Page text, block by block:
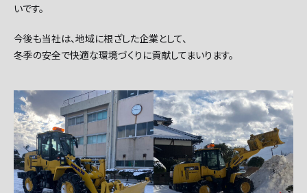
いです。
今後も当社は、地域に根ざした企業として、
冬季の安全で快適な環境づくりに貢献してまいります。